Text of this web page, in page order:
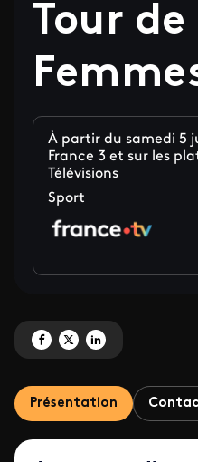
Tour
À partir du samedi 5
France 3 et sur les
Télévisions
Sport
Partagez 'Tour de France
Partagez 'Tour de France
Partagez 'Tour de
Présentation